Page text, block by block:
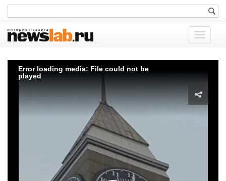
Показать
меню
Error loading media: File could not be
played